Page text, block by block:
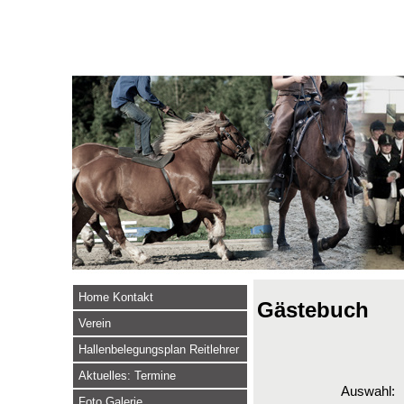
Home Kontakt
Verein
Hallenbelegungsplan Reitlehrer
Aktuelles: Termine
Gästebuch
Auswahl: